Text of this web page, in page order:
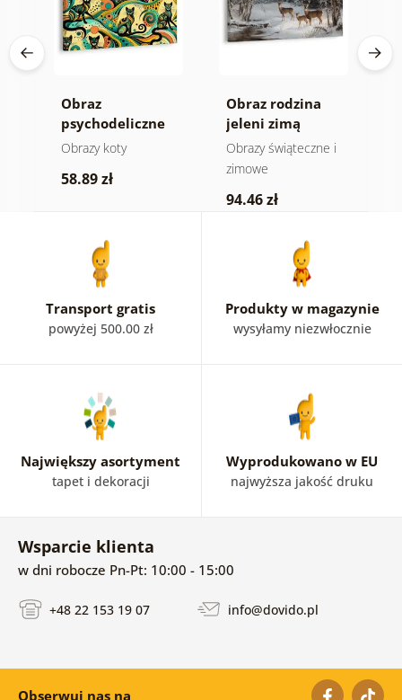
Obraz
psychodeliczne
koty
Obrazy koty
58.89 zł
Obraz rodzina
jeleni zimą
Obrazy świąteczne i
zimowe
94.46 zł
Transport gratis
powyżej 500.00 zł
Produkty w magazynie
wysyłamy niezwłocznie
Największy asortyment
tapet i dekoracji
Wyprodukowano w EU
najwyższa jakość druku
Wsparcie klienta
w dni robocze Pn-Pt: 10:00 - 15:00
+48 22 153 19 07 info@dovido.pl
Obserwuj nas na